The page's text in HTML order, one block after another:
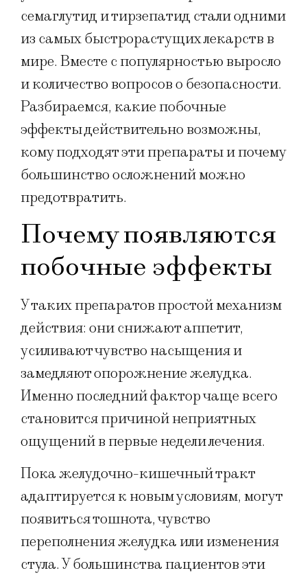
семаглутид и тирзепатид стали одними
из самых быстрорастущих лекарств в
мире. Вместе с популярностью выросло
и количество вопросов о безопасности.
Разбираемся, какие побочные
эффекты действительно возможны,
кому подходят эти препараты и почему
большинство осложнений можно
предотвратить.
Почему появляются
побочные эффекты
У таких препаратов простой механизм
действия: они снижают аппетит,
усиливают чувство насыщения и
замедляют опорожнение желудка.
Именно последний фактор чаще всего
становится причиной неприятных
ощущений в первые недели лечения.
Пока желудочно-кишечный тракт
адаптируется к новым условиям, могут
появиться тошнота, чувство
переполнения желудка или изменения
стула. У большинства пациентов эти